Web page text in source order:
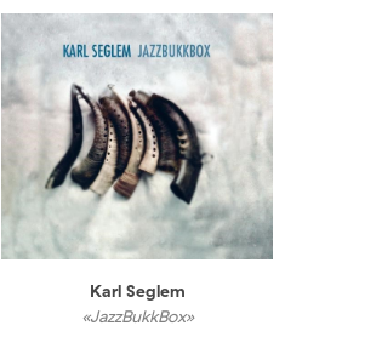
Karl Seglem
«JazzBukkBox»